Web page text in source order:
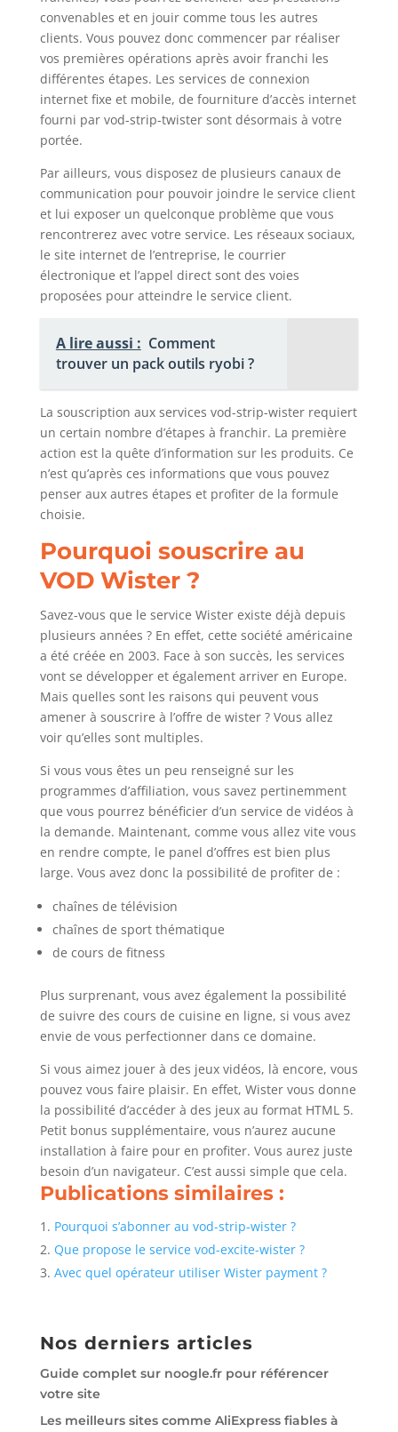
convenables et en jouir comme tous les autres
clients. Vous pouvez donc commencer par réaliser
vos premières opérations après avoir franchi les
différentes étapes. Les services de connexion
internet fixe et mobile, de fourniture d’accès internet
fourni par vod-strip-twister sont désormais à votre
portée.
Par ailleurs, vous disposez de plusieurs canaux de
communication pour pouvoir joindre le service client
et lui exposer un quelconque problème que vous
rencontrerez avec votre service. Les réseaux sociaux,
le site internet de l’entreprise, le courrier
électronique et l’appel direct sont des voies
proposées pour atteindre le service client.
A lire aussi : Comment
trouver un pack outils ryobi ?
La souscription aux services vod-strip-wister requiert
un certain nombre d’étapes à franchir. La première
action est la quête d’information sur les produits. Ce
n’est qu’après ces informations que vous pouvez
penser aux autres étapes et profiter de la formule
choisie.
Pourquoi souscrire au
VOD Wister ?
Savez-vous que le service Wister existe déjà depuis
plusieurs années ? En effet, cette société américaine
a été créée en 2003. Face à son succès, les services
vont se développer et également arriver en Europe.
Mais quelles sont les raisons qui peuvent vous
amener à souscrire à l’offre de wister ? Vous allez
voir qu’elles sont multiples.
Si vous vous êtes un peu renseigné sur les
programmes d’affiliation, vous savez pertinemment
que vous pourrez bénéficier d’un service de vidéos à
la demande. Maintenant, comme vous allez vite vous
en rendre compte, le panel d’offres est bien plus
large. Vous avez donc la possibilité de profiter de :
chaînes de télévision
chaînes de sport thématique
de cours de fitness
Plus surprenant, vous avez également la possibilité
de suivre des cours de cuisine en ligne, si vous avez
envie de vous perfectionner dans ce domaine.
Si vous aimez jouer à des jeux vidéos, là encore, vous
pouvez vous faire plaisir. En effet, Wister vous donne
la possibilité d’accéder à des jeux au format HTML 5.
Petit bonus supplémentaire, vous n’aurez aucune
installation à faire pour en profiter. Vous aurez juste
besoin d’un navigateur. C’est aussi simple que cela.
Publications similaires :
Pourquoi s’abonner au vod-strip-wister ?
Que propose le service vod-excite-wister ?
Avec quel opérateur utiliser Wister payment ?
Nos derniers articles
Guide complet sur noogle.fr pour référencer
votre site
Les meilleurs sites comme AliExpress fiables à